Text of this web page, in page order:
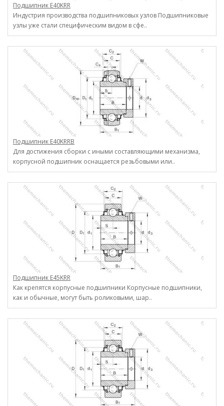
Подшипник E40KRR
Индустрия производства подшипниковых узлов Подшипниковые
узлы уже стали специфическим видом в сфе..
Подшипник E40KRRB
Для достижения сборки с иными составляющими механизма,
корпусной подшипник оснащается резьбовыми или..
Подшипник E45KRR
Как крепятся корпусные подшипники Корпусные подшипники,
как и обычные, могут быть роликовыми, шар..